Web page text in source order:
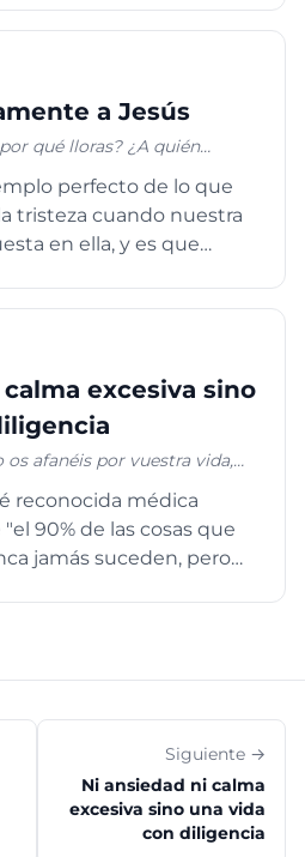
cara a cara, como habla
Éxodo 33:11a
a Jesús
qué lloras? ¿A quién
dime dónde lo has
le dijo: ¡María!
¡Raboni! (que quiere decir,
perfecto de lo que
tristeza cuando nuestra
en ella, y es que
excesiva sino
afanéis por vuestra vida,
de vestir. ¿No es la vida
el cuerpo más que el
vosotros podrá, por mucho
Considerad los lirios
No os afanéis, pues,
los gentiles buscan todas
Padre celestial sabe que
reconocida médica
90% de las cosas que
jamás suceden, pero
Siguiente →
Ni ansiedad ni calma
excesiva sino una vida
con diligencia